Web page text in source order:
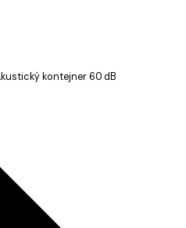
kontejner 60 dB